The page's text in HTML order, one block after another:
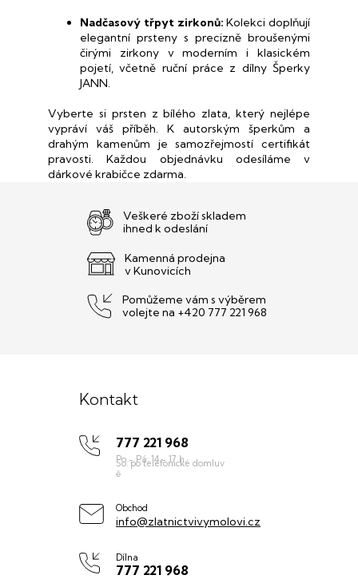
Nadčasový třpyt zirkonů: Kolekci doplňují
elegantní prsteny s precizně broušenými
čirými zirkony v moderním i klasickém
pojetí, včetně ruční práce z dílny Šperky
JANN.
Vyberte si prsten z bílého zlata, který nejlépe
vypráví váš příběh. K autorským šperkům a
drahým kamenům je samozřejmostí certifikát
pravosti. Každou objednávku odesíláme v
dárkové krabičce zdarma.
Veškeré zboží skladem
ihned k odeslání
Kamenná prodejna
v Kunovicích
Pomůžeme vám s výběrem
volejte na +420 777 221 968
Kontakt
777 221 968
Obchod
info@zlatnictvivymolovi.cz
Dílna
777 221 968